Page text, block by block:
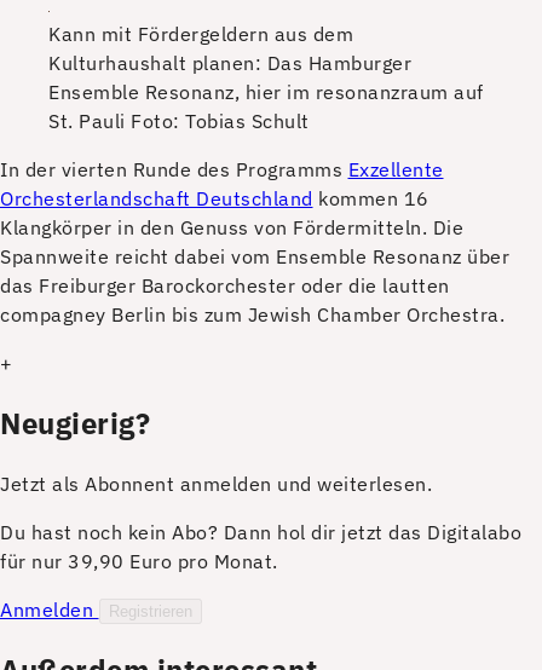
Kann mit Fördergeldern aus dem
Kulturhaushalt planen: Das Hamburger
Ensemble Resonanz, hier im resonanzraum auf
St. Pauli Foto: Tobias Schult
In der vierten Runde des Programms Exzellente
Orchesterlandschaft Deutschland kommen 16
Klangkörper in den Genuss von Fördermitteln. Die
Spannweite reicht dabei vom Ensemble Resonanz über
das Freiburger Barockorchester oder die lautten
compagney Berlin bis zum Jewish Chamber Orchestra.
+
Neugierig?
Jetzt als Abonnent anmelden und weiterlesen.
Du hast noch kein Abo? Dann hol dir jetzt das Digitalabo
für nur 39,90 Euro pro Monat.
Anmelden
Registrieren